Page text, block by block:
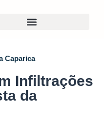
Caparica
Infiltrações
da